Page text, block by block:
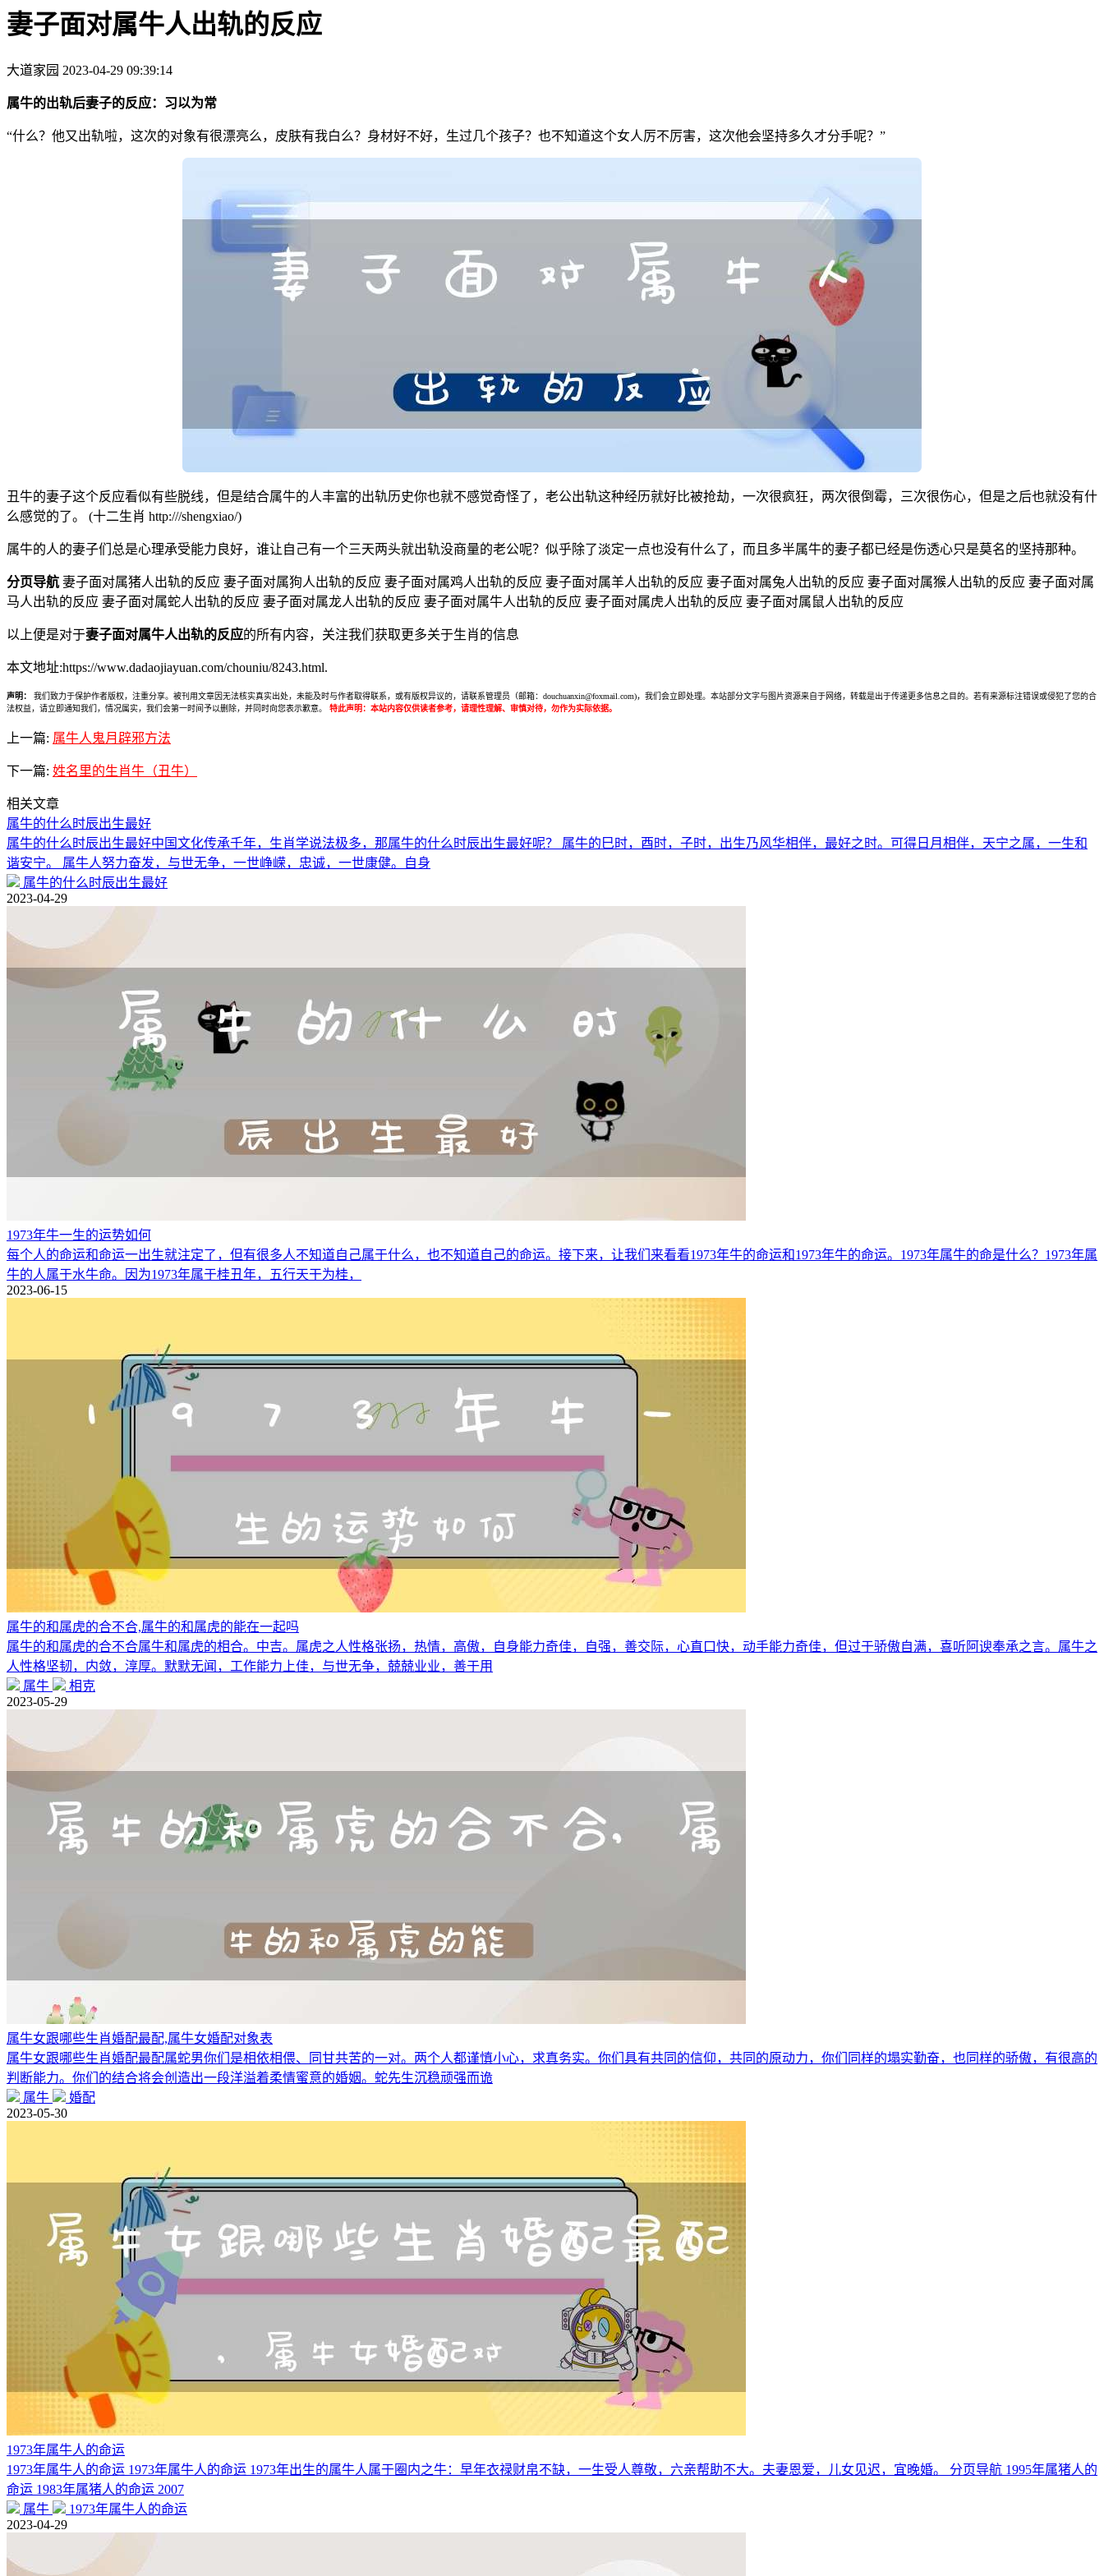
妻子面对属牛人出轨的反应
大道家园 2023-04-29 09:39:14
属牛的出轨后妻子的反应：习以为常
“什么？他又出轨啦，这次的对象有很漂亮么，皮肤有我白么？身材好不好，生过几个孩子？也不知道这个女人厉不厉害，这次他会坚持多久才分手呢？”
丑牛的妻子这个反应看似有些脱线，但是结合属牛的人丰富的出轨历史你也就不感觉奇怪了，老公出轨这种经历就好比被抢劫，一次很疯狂，两次很倒霉，三次很伤心，但是之后也就没有什
么感觉的了。 (十二生肖 http:///shengxiao/)
属牛的人的妻子们总是心理承受能力良好，谁让自己有一个三天两头就出轨没商量的老公呢？似乎除了淡定一点也没有什么了，而且多半属牛的妻子都已经是伤透心只是莫名的坚持那种。
分页导航 妻子面对属猪人出轨的反应 妻子面对属狗人出轨的反应 妻子面对属鸡人出轨的反应 妻子面对属羊人出轨的反应 妻子面对属兔人出轨的反应 妻子面对属猴人出轨的反应 妻子面对属
马人出轨的反应 妻子面对属蛇人出轨的反应 妻子面对属龙人出轨的反应 妻子面对属牛人出轨的反应 妻子面对属虎人出轨的反应 妻子面对属鼠人出轨的反应
以上便是对于妻子面对属牛人出轨的反应的所有内容，关注我们获取更多关于生肖的信息
本文地址:https://www.dadaojiayuan.com/chouniu/8243.html.
声明：
我们致力于保护作者版权，注重分享。被刊用文章因无法核实真实出处，未能及时与作者取得联系，或有版权异议的，请联系管理员（邮箱：douchuanxin@foxmail.com)，我们会立即处理。本站部分文字与图片资源来自于网络，转载是出于传递更多信息之目的。若有来源标注错误或侵犯了您的合
法权益，请立即通知我们，情况属实，我们会第一时间予以删除，并同时向您表示歉意。
特此声明：本站内容仅供读者参考，请理性理解、审慎对待，勿作为实际依据。
上一篇: 属牛人鬼月辟邪方法
下一篇: 姓名里的生肖牛（丑牛）
相关文章
属牛的什么时辰出生最好
属牛的什么时辰出生最好中国文化传承千年，生肖学说法极多，那属牛的什么时辰出生最好呢？ 属牛的巳时，酉时，子时，出生乃风华相伴，最好之时。可得日月相伴，天宁之属，一生和
谐安宁。 属牛人努力奋发，与世无争，一世峥嵘，忠诚，一世康健。自身
属牛的什么时辰出生最好
2023-04-29
1973年牛一生的运势如何
每个人的命运和命运一出生就注定了，但有很多人不知道自己属于什么，也不知道自己的命运。接下来，让我们来看看1973年牛的命运和1973年牛的命运。1973年属牛的命是什么？1973年属
牛的人属于水牛命。因为1973年属于桂丑年，五行天干为桂，
2023-06-15
属牛的和属虎的合不合,属牛的和属虎的能在一起吗
属牛的和属虎的合不合属牛和属虎的相合。中吉。属虎之人性格张扬，热情，高傲，自身能力奇佳，自强，善交际，心直口快，动手能力奇佳，但过于骄傲自满，喜听阿谀奉承之言。属牛之
人性格坚韧，内敛，淳厚。默默无闻，工作能力上佳，与世无争，兢兢业业，善于用
属牛
相克
2023-05-29
属牛女跟哪些生肖婚配最配,属牛女婚配对象表
属牛女跟哪些生肖婚配最配属蛇男你们是相依相偎、同甘共苦的一对。两个人都谨慎小心，求真务实。你们具有共同的信仰，共同的原动力，你们同样的塌实勤奋，也同样的骄傲，有很高的
判断能力。你们的结合将会创造出一段洋溢着柔情蜜意的婚姻。蛇先生沉稳顽强而诡
属牛
婚配
2023-05-30
1973年属牛人的命运
1973年属牛人的命运 1973年属牛人的命运 1973年出生的属牛人属于圈内之牛：早年衣禄财帛不缺，一生受人尊敬，六亲帮助不大。夫妻恩爱，儿女见迟，宜晚婚。 分页导航 1995年属猪人的
命运 1983年属猪人的命运 2007
属牛
1973年属牛人的命运
2023-04-29